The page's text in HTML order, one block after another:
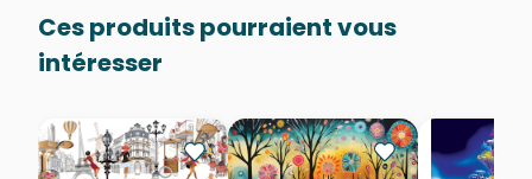
Ces produits pourraient vous
intéresser